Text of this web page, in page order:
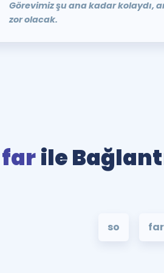
Görevimiz şu ana kadar kolaydı,
zor olacak.
farile
so far